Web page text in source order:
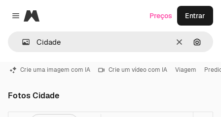
Close menu
Magnific
Limpar
Preços Entrar
Crie uma imagem com IA Crie um vídeo com IA Viagem
Fotos Cidade